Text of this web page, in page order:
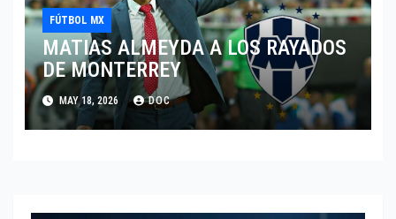
FÚTBOL MX
MATIAS ALMEYDA A LOS RAYADOS
DE MONTERREY
MAY 18, 2026 DOC